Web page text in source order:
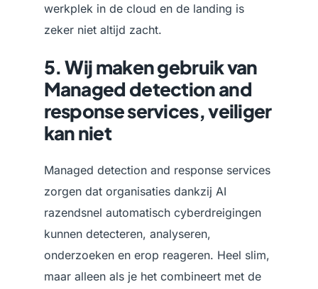
werkplek in de cloud en de landing is
zeker niet altijd zacht.
5. Wij maken gebruik van
Managed detection and
response services, veiliger
kan niet
Managed detection and response services
zorgen dat organisaties dankzij AI
razendsnel automatisch cyberdreigingen
kunnen detecteren, analyseren,
onderzoeken en erop reageren. Heel slim,
maar alleen als je het combineert met de